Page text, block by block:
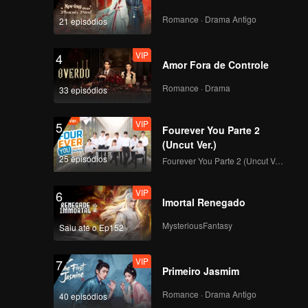
21 episódios Romance · Drama Antigo
4
33 episódios
VIP
Amor Fora de Controle
Romance · Drama
5
25 episódios
VIP
Fourever You Parte 2
(Uncut Ver.)
Fourever You Parte 2 (Uncut Ver.)
6
Saiu até o Ep152
VIP
Imortal Renegado
MysteriousFantasy
7
40 episódios
VIP
Primeiro Jasmim
Romance · Drama Antigo